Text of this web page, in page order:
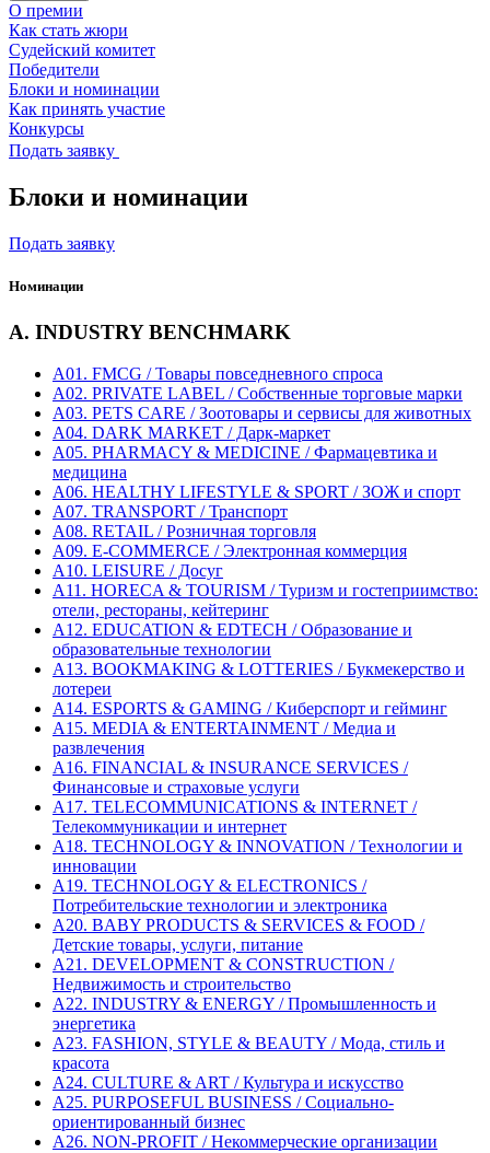
О премии
Как стать жюри
Судейский комитет
Победители
Блоки и номинации
Как принять участие
Конкурсы
Подать заявку
Блоки и номинации
Подать заявку
Номинации
A. INDUSTRY BENCHMARK
A01. FMCG / Товары повседневного спроса
A02. PRIVATE LABEL / Собственные торговые марки
A03. PETS CARE / Зоотовары и сервисы для животных
A04. DARK MARKET / Дарк-маркет
A05. PHARMACY & MEDICINE / Фармацевтика и
медицина
A06. HEALTHY LIFESTYLE & SPORT / ЗОЖ и спорт
A07. TRANSPORT / Транспорт
A08. RETAIL / Розничная торговля
A09. E-COMMERCE / Электронная коммерция
A10. LEISURE / Досуг
A11. HORECA & TOURISM / Туризм и гостеприимство:
отели, рестораны, кейтеринг
A12. EDUCATION & EDTECH / Образование и
образовательные технологии
A13. BOOKMAKING & LOTTERIES / Букмекерство и
лотереи
A14. ESPORTS & GAMING / Киберспорт и гейминг
A15. MEDIA & ENTERTAINMENT / Медиа и
развлечения
A16. FINANCIAL & INSURANCE SERVICES /
Финансовые и страховые услуги
A17. TELECOMMUNICATIONS & INTERNET /
Телекоммуникации и интернет
A18. TECHNOLOGY & INNOVATION / Технологии и
инновации
A19. TECHNOLOGY & ELECTRONICS /
Потребительские технологии и электроника
A20. BABY PRODUCTS & SERVICES & FOOD /
Детские товары, услуги, питание
A21. DEVELOPMENT & CONSTRUCTION /
Недвижимость и строительство
A22. INDUSTRY & ENERGY / Промышленность и
энергетика
A23. FASHION, STYLE & BEAUTY / Мода, стиль и
красота
A24. CULTURE & ART / Культура и искусство
A25. PURPOSEFUL BUSINESS / Социально-
ориентированный бизнес
A26. NON-PROFIT / Некоммерческие организации